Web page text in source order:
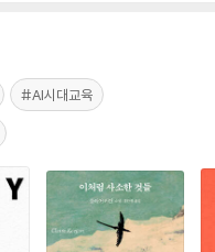
#AI시대교육